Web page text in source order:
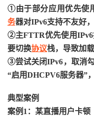
①由于部分应用优先使
务器对IPv6支持不友好
②主FTTR优先使用IPv6
要切换协议栈，导致加载
③尝试关闭IPv6，取消
“启用DHCPV6服务器”
典型案例
案例1：某直播用户卡顿